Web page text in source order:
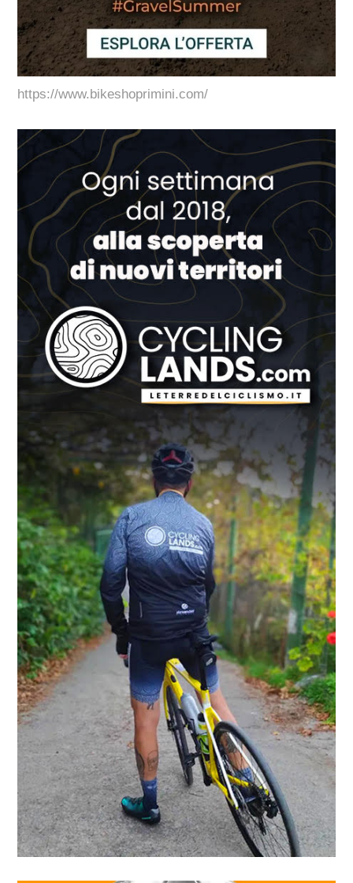
https://www.bikeshoprimini.com/